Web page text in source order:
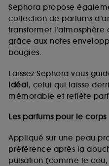
Sephora propose
collection de parfums
transformer
grâce aux notes
bougies.
Laissez Sephora vous
idéal, celui qui laisse
mémorable et reflète
Les parfums pour le corps
Appliqué sur une peau
préférence après la
pulsation (comme le
de vous plaire via des
sites tiers et sur les
des pages que vous
navigation, et de
d’en améliorer la
Cookies de
fraudes aux moyens de
usurpations d’identité.
Cookies fonctionnels :
permettant l’affichage
certaines